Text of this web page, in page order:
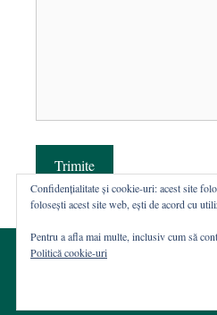
Trimite
Web hosting şi
Confidențialitate și cookie-uri: acest site
folosești acest site web, ești de acord cu
Pentru a afla mai multe, inclusiv cum să
Politică cookie-uri